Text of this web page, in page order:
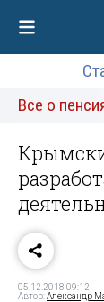
Все о
05.12.2018 09:12
Автор:Александр